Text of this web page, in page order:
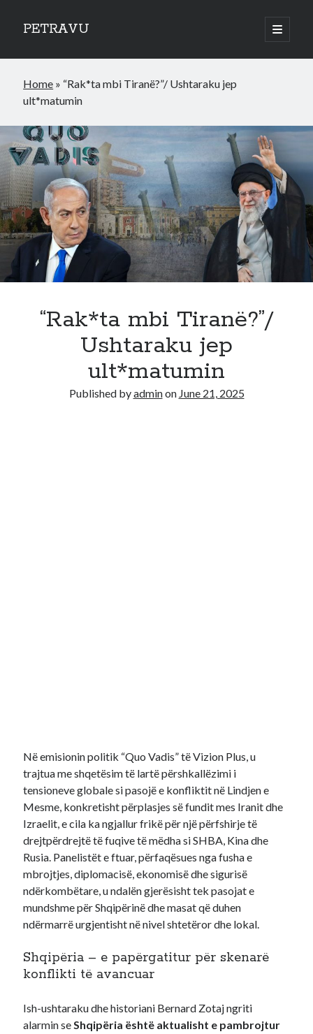
PETRAVU
open
primary
Sidebar
Bank
Credit Cards
World
Home » “Rak*ta mbi Tiranë?”/ Ushtaraku jep
ult*matumin
“Rak*ta mbi Tiranë?”/
Ushtaraku jep
ult*matumin
Published byadminon June 21, 2025
Në emisionin politik “Quo Vadis” të Vizion Plus, u
trajtua me shqetësim të lartë përshkallëzimi i
tensioneve globale si pasojë e konfliktit në Lindjen e
Mesme, konkretisht përplasjes së fundit mes Iranit dhe
Izraelit, e cila ka ngjallur frikë për një përfshirje të
drejtpërdrejtë të fuqive të mëdha si SHBA, Kina dhe
Rusia. Panelistët e ftuar, përfaqësues nga fusha e
mbrojtjes, diplomacisë, ekonomisë dhe sigurisë
ndërkombëtare, u ndalën gjerësisht tek pasojat e
mundshme për Shqipërinë dhe masat që duhen
ndërmarrë urgjentisht në nivel shtetëror dhe lokal.
Shqipëria – e papërgatitur për skenarë
konflikti të avancuar
Ish-ushtaraku dhe historiani Bernard Zotaj ngriti
alarmin seShqipëria është aktualisht e pambrojtur